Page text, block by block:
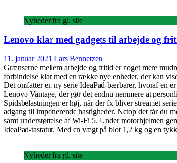
Nyheder fra gl. site
Lenovo klar med gadgets til arbejde og
11. januar 2021 Lars Bennetzen
Grænserne mellem arbejde og fritid er noget mere
forbindelse klar med en række nye enheder, der kan
Det omfatter en ny serie IdeaPad-bærbarer, hvoraf en
Lenovo Vantage, der gør det endnu nemmere at
Spidsbelastningen er høj, når der fx bliver streamet
adgang til imponerende hastigheder. Netop dét får
samt understøttelse af Wi-Fi 5. Under motorhjelmen
IdeaPad-tastatur. Med en vægt på blot 1,2 kg og en
Nyheder fra gl. site